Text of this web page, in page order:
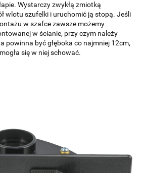
Wystarczy zwykłą zmiotką
wlotu szufelki i uruchomić ją stopą. Jeśli
w szafce zawsze możemy
w ścianie, przy czym należy
powinna być głęboka co najmniej 12cm,
się w niej schować.